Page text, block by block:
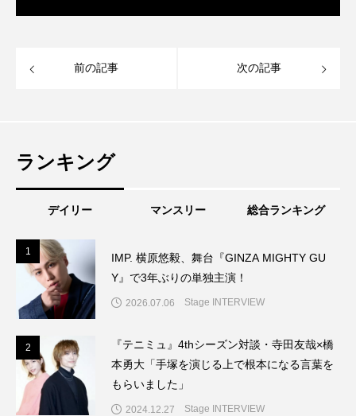
前の記事 次の記事
ランキング
デイリー マンスリー 総合ランキング
1
IMP. 横原悠毅、舞台『GINZA MIGHTY GU
Y』で3年ぶりの単独主演！
2026.07.06 Stage INTERVIEW
2
『テニミュ』4thシーズン対談・寺田友哉×橋
本勇大「手塚を演じる上で根本になる言葉を
もらいました」
2024.12.27 Stage INTERVIEW